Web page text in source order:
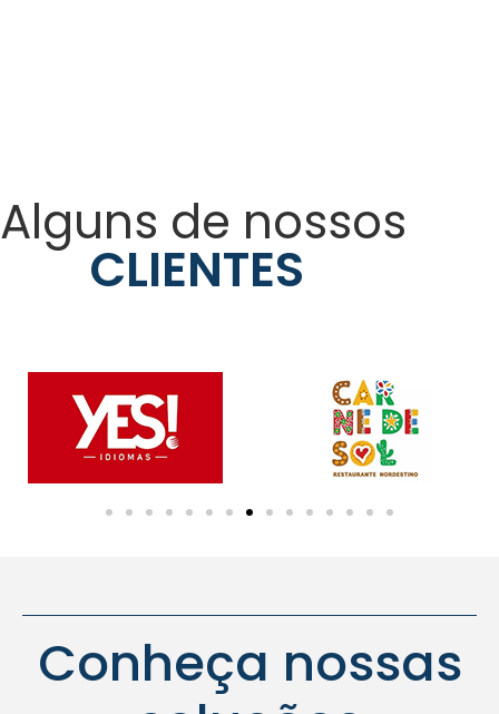
Alguns de nossos
CLIENTES
Conheça nossas